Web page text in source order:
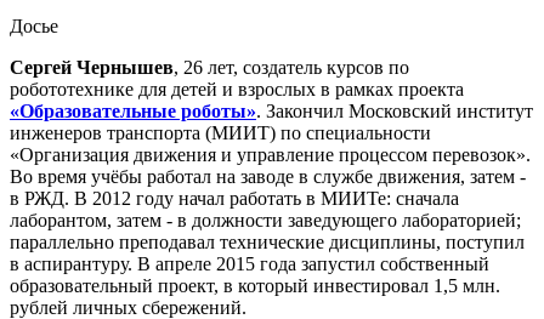
Досье
Сергей Чернышев, 26 лет, создатель курсов по
робототехнике для детей и взрослых в рамках проекта
«Образовательные роботы». Закончил Московский институт
инженеров транспорта (МИИТ) по специальности
«Организация движения и управление процессом перевозок».
Во время учёбы работал на заводе в службе движения, затем -
в РЖД. В 2012 году начал работать в МИИТе: сначала
лаборантом, затем - в должности заведующего лабораторией;
параллельно преподавал технические дисциплины, поступил
в аспирантуру. В апреле 2015 года запустил собственный
образовательный проект, в который инвестировал 1,5 млн.
рублей личных сбережений.